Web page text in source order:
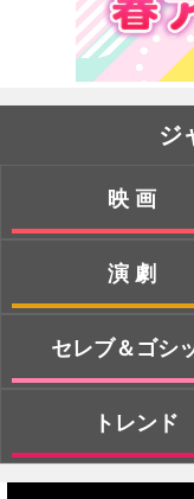
ジ
映画
演劇
セレブ＆ゴシ
トレンド